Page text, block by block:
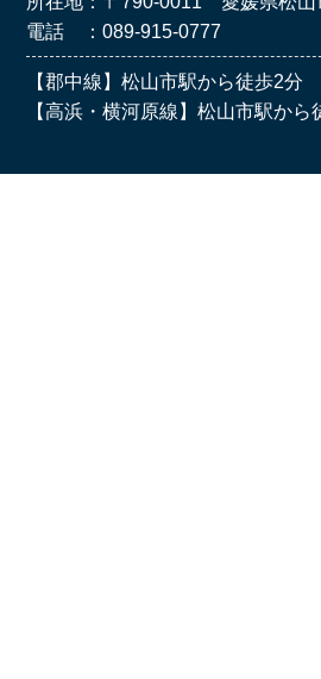
電話 ：089-915-0777
【郡中線】松山市駅から徒歩2分
【高浜・横河原線】松山市駅から